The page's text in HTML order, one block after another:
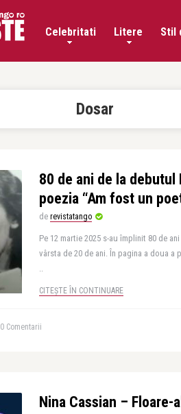
Celebritati Litere Stil
Dosar
80 de ani de la debutul
poezia “Am fost un
de revistatango
Pe 12 martie 2025 s-au împlinit 80 de
vârsta de 20 de ani. În pagina a doua a
..
CITEȘTE ÎN CONTINUARE
0 Comentarii
Nina Cassian – Floare-